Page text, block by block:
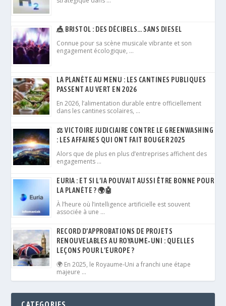
🎪 BRISTOL : DES DÉCIBELS… SANS DIESEL
Connue pour sa scène musicale vibrante et son
engagement écologique, …
LA PLANÈTE AU MENU : LES CANTINES PUBLIQUES
PASSENT AU VERT EN 2026
En 2026, l’alimentation durable entre officiellement
dans les cantines scolaires, …
⚖️ VICTOIRE JUDICIAIRE CONTRE LE GREENWASHING
: LES AFFAIRES QUI ONT FAIT BOUGER 2025
Alors que de plus en plus d’entreprises affichent des
engagements …
EURIA : ET SI L’IA POUVAIT AUSSI ÊTRE BONNE POUR
LA PLANÈTE ? 🌍🤖
À l’heure où l’intelligence artificielle est souvent
associée à une …
RECORD D’APPROBATIONS DE PROJETS
RENOUVELABLES AU ROYAUME‑UNI : QUELLES
LEÇONS POUR L’EUROPE ?
🌍 En 2025, le Royaume‑Uni a franchi une étape
majeure …